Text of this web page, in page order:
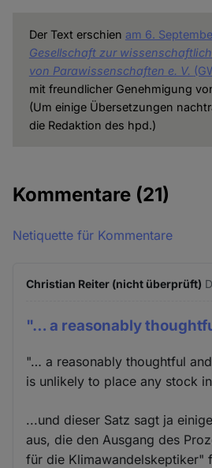
Der Text erschien am 6.
Gesellschaft zur
von Parawissenschaften e. V.
mit freundlicher Genehmigung
(Um einige Übersetzungen
die Redaktion des hpd.)
Kommentare (21)
Netiquette für Kommentare
Christian Reiter (nicht überprüft)
"… a reasonably
"… a reasonably thoughtful
is unlikely to place any stock
...und dieser Satz sagt ja
aus, die den Ausgang des
für die Klimawandelskeptiker"